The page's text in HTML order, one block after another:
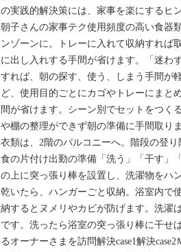
の実践的解決策には、家事を楽にするヒ
朝子さんの家事テク使用頻度の高い食器
ンゾーンに。トレーに入れて収納すれば
に出し入れする手間が省けます。「迷わ
すれば、朝の探す、使う、しまう手間が
ど、使用目的ごとにカゴやトレーにまと
間が省けます。シーン別でセットをつく
や棚の整理ができず朝の準備に手間取
衣類は、2階のバルコニーへ。階段の登
食の片付け出勤の準備「洗う」「干す」
の上に突っ張り棒を設置し、洗濯物をハ
乾いたら、ハンガーごと収納。浴室内で
納するとヌメリやカビが防げます。洗濯
です。洗ったら浴室の突っ張り棒に干せ
るオーナーさまを訪問解決case1解決